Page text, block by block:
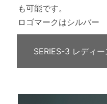
も可能です。
ロゴマークはシルバー
SERIES-3 レディ